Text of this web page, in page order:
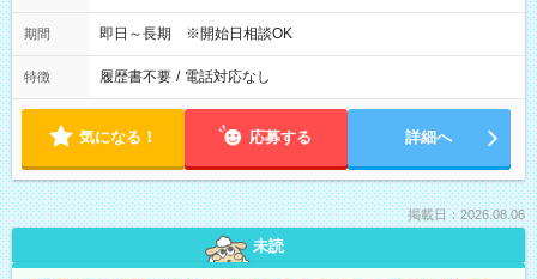
期間 即日～長期 ※開始日相談OK
特徴 履歴書不要 / 電話対応なし
気になる！ 応募する 詳細へ
掲載日：2026.08.06
未読